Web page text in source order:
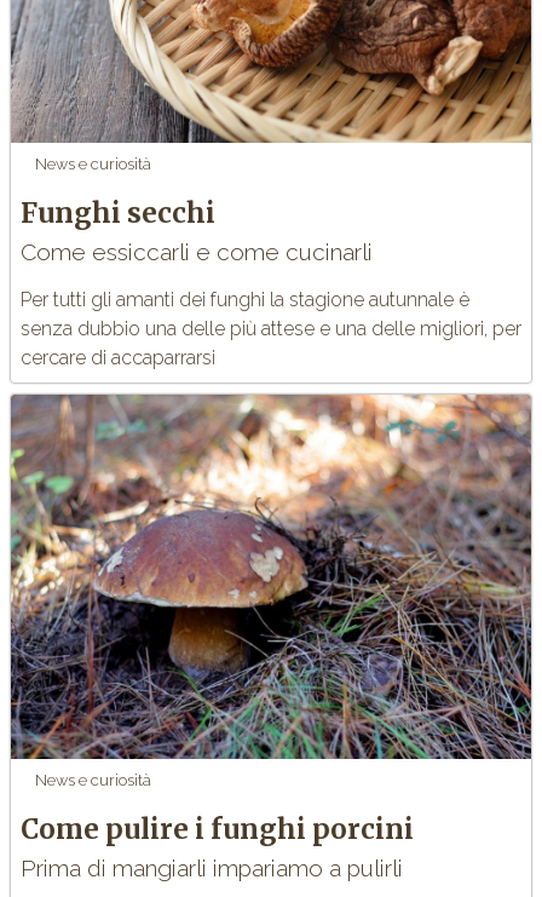
News e curiosità
Funghi secchi
Come essiccarli e come cucinarli
Per tutti gli amanti dei funghi la stagione autunnale è
senza dubbio una delle più attese e una delle migliori, per
cercare di accaparrarsi
News e curiosità
Come pulire i funghi porcini
Prima di mangiarli impariamo a pulirli